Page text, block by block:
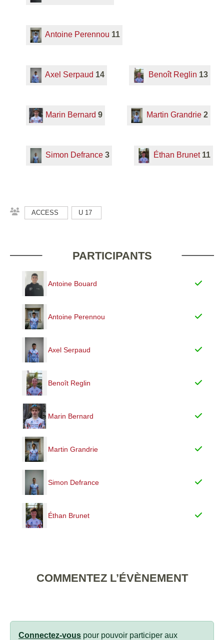
Antoine Perennou 11
Axel Serpaud 14 Benoît Reglin 13
Marin Bernard 9 Martin Grandrie 2
Simon Defrance 3 Éthan Brunet 11
ACCESS U 17
PARTICIPANTS
Antoine Bouard
Antoine Perennou
Axel Serpaud
Benoît Reglin
Marin Bernard
Martin Grandrie
Simon Defrance
Éthan Brunet
COMMENTEZ L’ÉVÈNEMENT
Connectez-vous pour pouvoir participer aux